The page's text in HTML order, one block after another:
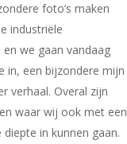
foto’s maken
industriële
we gaan vandaag
in, een bijzondere mijn
verhaal. Overal zijn
waar wij ook met een
diepte in kunnen gaan.